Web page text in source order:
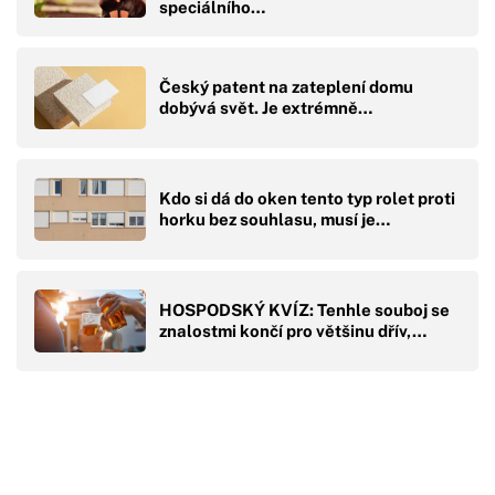
speciálního…
Český patent na zateplení domu
dobývá svět. Je extrémně…
Kdo si dá do oken tento typ rolet proti
horku bez souhlasu, musí je…
HOSPODSKÝ KVÍZ: Tenhle souboj se
znalostmi končí pro většinu dřív,…